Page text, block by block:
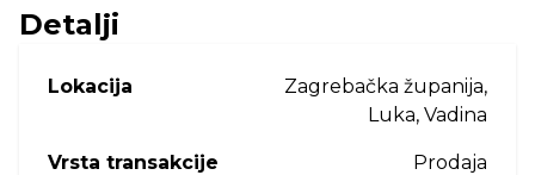
Detalji
Lokacija
Zagrebačka županija,
Luka, Vadina
Vrsta transakcije Prodaja